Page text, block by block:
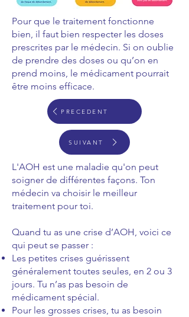
Pour que le traitement fonctionne
bien, il faut bien respecter les doses
prescrites par le médecin. Si on oublie
de prendre des doses ou qu’on en
prend moins, le médicament pourrait
être moins efficace.
PRECEDENT
SUIVANT
L'AOH est une maladie qu'on peut
soigner de différentes façons. Ton
médecin va choisir le meilleur
traitement pour toi.
Quand tu as une crise d’AOH, voici ce
qui peut se passer :
Les petites crises guérissent
généralement toutes seules, en 2 ou 3
jours. Tu n’as pas besoin de
médicament spécial.
Pour les grosses crises, tu as besoin